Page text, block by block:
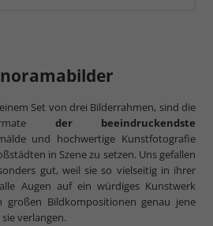
Set von drei Bilderrahmen, sind die
der beeindruckendste
und hochwertige Kunstfotografie
in Szene zu setzen. Uns gefallen
gut, weil sie so vielseitig in ihrer
Augen auf ein würdiges Kunstwerk
großen Bildkompositionen genau jene
verlangen.